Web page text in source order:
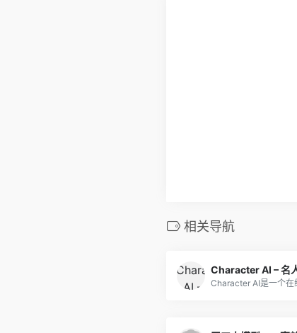
相关导航
Character AI – 名